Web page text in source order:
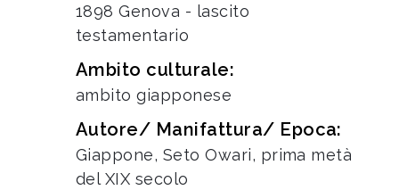
1898 Genova - lascito
testamentario
Ambito culturale:
ambito giapponese
Autore/ Manifattura/ Epoca:
Giappone, Seto Owari, prima metà
del XIX secolo